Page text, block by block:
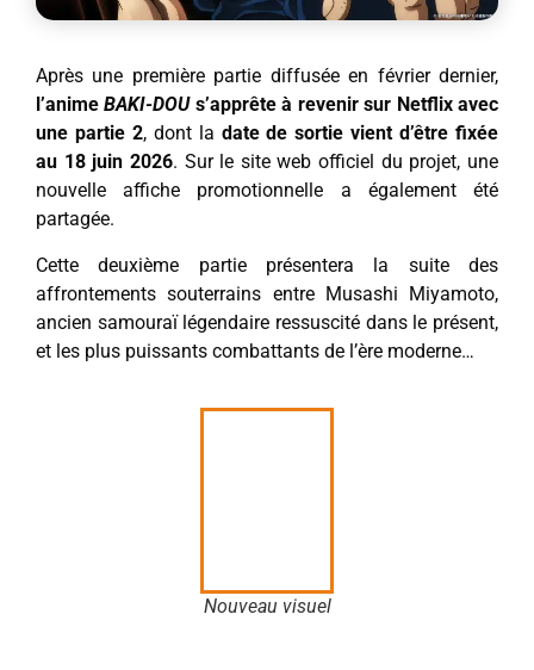
Après une première partie diffusée en février dernier,
l’animeBAKI-DOUs’apprête à revenir sur Netflix avec
une partie 2, dont la date de sortie vient d’être fixée
au 18 juin 2026. Sur le site web officiel du projet, une
nouvelle affiche promotionnelle a également été
partagée.
Cette deuxième partie présentera la suite des
affrontements souterrains entre Musashi Miyamoto,
ancien samouraï légendaire ressuscité dans le présent,
et les plus puissants combattants de l’ère moderne…
Nouveau visuel